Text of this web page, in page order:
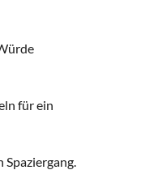
für ein
Spaziergang.